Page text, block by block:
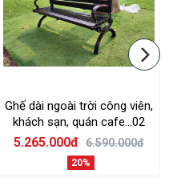
Ghế dài ngoài trời công viên,
khách sạn, quán cafe...02
5.265.000đ 6.590.000đ
20%